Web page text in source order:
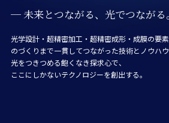
光と向き合う会社。
世界から注目される、大胆な創造力。
研究開発へのこだわりが生み出してきた
「確かな技術」と「ノウハウ」で、新しい扉をひ
続く未来を、
光で照らす企業へ。
精密光学製品に関する技術を追求し
サステナブルな未来の実現に貢献する
─ 未来とつながる、光でつなが
光学設計・超精密加工・超精密成形・成膜の要素
のづくりまで一貫してつながった技術とノウハウ
光をつきつめる飽くなき探求心で、
ここにしかないテクノロジーを創出する。
─ 未来とつながる、光でつなが
光学設計・超精密加工・超精密成形・成膜の要素
のづくりまで一貫してつながった技術とノウハウ
光をつきつめる飽くなき探求心で、
ここにしかないテクノロジーを創出する。
光と向き合う会社。
世界から注目される、大胆な創造力。
研究開発へのこだわりが生み出してきた
「確かな技術」と「ノウハウ」で、新しい扉をひ
光と向き合う会社。
世界から注目される、大胆な創造力。
研究開発へのこだわりが生み出してきた
「確かな技術」と「ノウハウ」で、新しい扉をひ
続く未来を、
光で照らす企業へ。
精密光学製品に関する技術を追求し
サステナブルな未来の実現に貢献する
─ 未来とつながる、光でつなが
光学設計・超精密加工・超精密成形・成膜の要素
のづくりまで一貫してつながった技術とノウハウ
光をつきつめる飽くなき探求心で、
ここにしかないテクノロジーを創出する。
─ 未来とつながる、光でつなが
光学設計・超精密加工・超精密成形・成膜の要素
のづくりまで一貫してつながった技術とノウハウ
光をつきつめる飽くなき探求心で、
ここにしかないテクノロジーを創出する。